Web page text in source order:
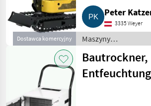
Dostawca komercyjny
Peter
3335 Weyer
Maszyny
budowlane /
Drobny sprzęt
Bautrockner,